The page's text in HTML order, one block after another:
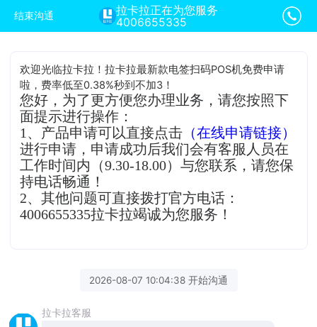
结束沟通
拉卡拉正在为您服务
4006655335
欢迎光临拉卡拉！拉卡拉最新款电签扫码POS机免费申请
啦，费率低至0.38%秒到不加3！
您好，为了更方便您办理业务，请您按照下
面提示进行操作：
1、产品申请可以直接点击 （在线申请链接）
进行申请，申请成功后我们会有客服人员在
工作时间内（9.30-18.00）与您联系，请您保
持电话畅通！
2、其他问题可直接拨打官方电话：
4006655335拉卡拉竭诚为您服务！
2026-08-07 10:04:38 开始沟通
拉卡拉客服